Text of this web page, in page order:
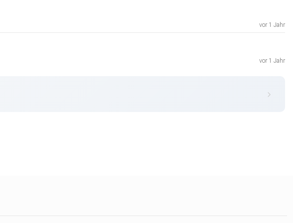
vor 1 Jahr
vor 1 Jahr